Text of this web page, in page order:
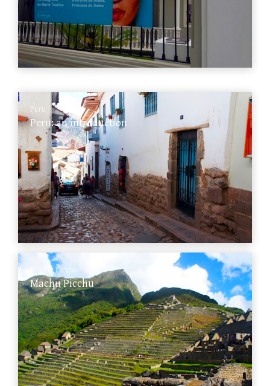
Peru
Peru: an introduction
Machu Picchu
Machu Picchu